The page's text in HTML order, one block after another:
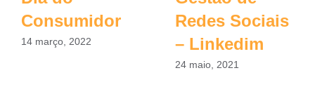
Consumidor
14 março, 2022
Redes Sociais
– Linkedim
24 maio, 2021